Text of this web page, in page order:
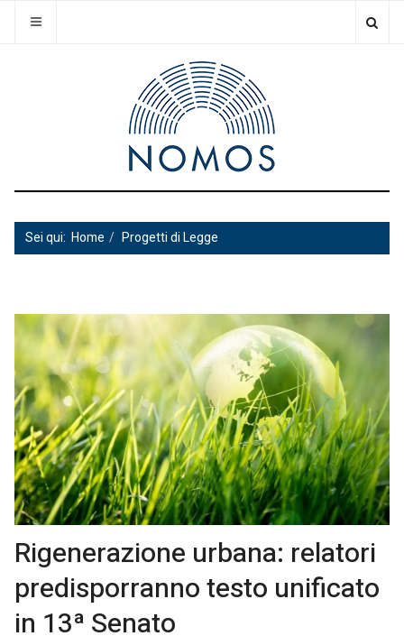
Sei qui: Home Progetti di Legge
Rigenerazione urbana: relatori
predisporranno testo unificato
in 13ª Senato